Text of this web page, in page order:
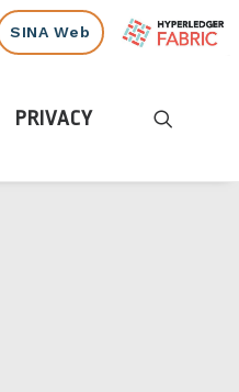
SINA Web
PRIVACY